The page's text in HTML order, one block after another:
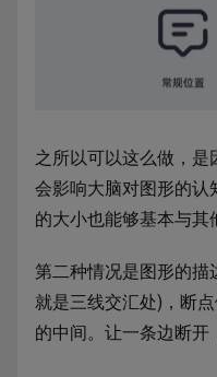
之所以可以这么做，是
会影响大脑对图形的认
的大小也能够基本与其
第二种情况是图形的描
就是三线交汇处)，断
的中间。让一条边断开